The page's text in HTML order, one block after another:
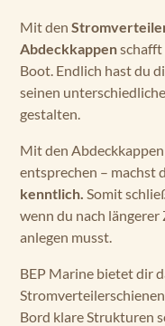
Mit den
Abdeckkappenschafft
Boot. Endlich hast du
seinen
gestalten.
Mit den
entsprechen – machst
kenntlich. Somit
wenn du nach
anlegen musst.
BEP Marine bietet dir
Bord klare Strukturen